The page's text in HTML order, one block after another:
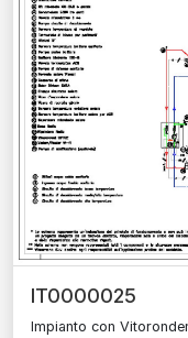
IT0000025
Impianto con